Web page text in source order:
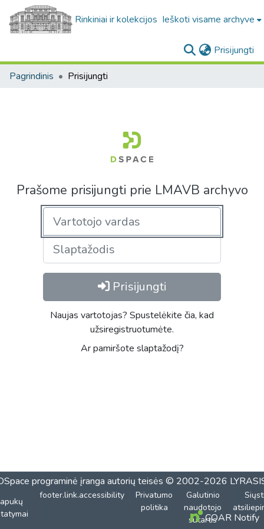
Rinkiniai ir kolekcijos Ieškoti visame archyve
Prisijungti
Pagrindinis Prisijungti
Prašome prisijungti prie LMAVB archyvo
Prisijungti
Naujas vartotojas? Spustelėkite čia, kad
užsiregistruotumėte.
Ar pamiršote slaptažodį?
programinė įranga autorių teisės © 2002-2026
footer.link.accessibility
Privatumo
politika
Galutinio
naudotojo
sutartisCOAR Notify